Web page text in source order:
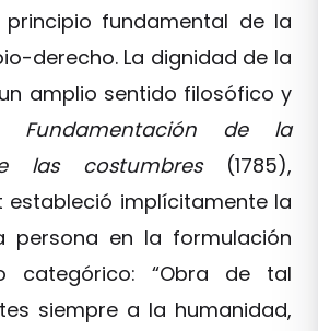
fundamental de la
derecho. La dignidad de la
amplio sentido filosófico y
Fundamentación de la
las costumbres(1785),
estableció implícitamente la
persona en la formulación
categórico: “Obra de tal
siempre a la humanidad,